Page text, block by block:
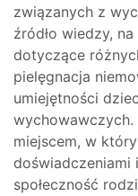
związanych z
źródło wiedzy,
dotyczące
pielęgnacja
umiejętności
miejscem, w
doświadczeniami
społeczność